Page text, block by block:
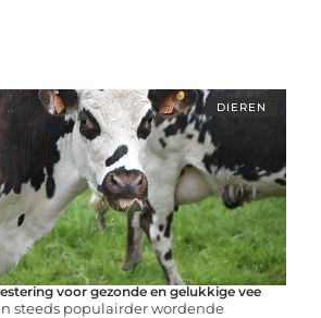
DIEREN
voor gezonde en gelukkige vee
steeds populairder wordende